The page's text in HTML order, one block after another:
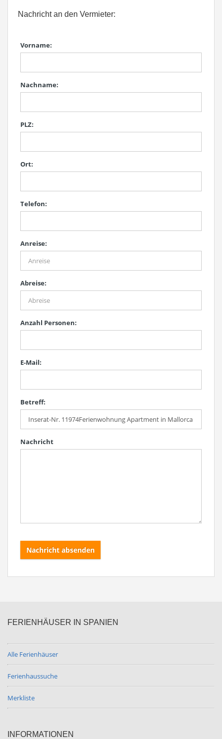
Nachricht an den Vermieter:
Vorname:
Nachname:
PLZ:
Ort:
Telefon:
Anreise:
Abreise:
Anzahl Personen:
E-Mail:
Betreff:
Nachricht
Nachricht absenden
FERIENHÄUSER IN SPANIEN
Alle Ferienhäuser
Ferienhaussuche
Merkliste
INFORMATIONEN